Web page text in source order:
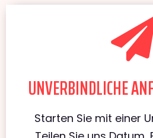
UNVERBINDLICHE
Starten Sie mit einer